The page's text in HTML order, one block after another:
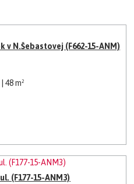
N.Šebastovej (F662-15-ANM)
| 48 m²
(F177-15-ANM3)